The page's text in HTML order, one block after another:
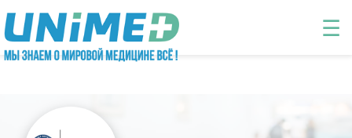
Перейти к основному содержанию
☰